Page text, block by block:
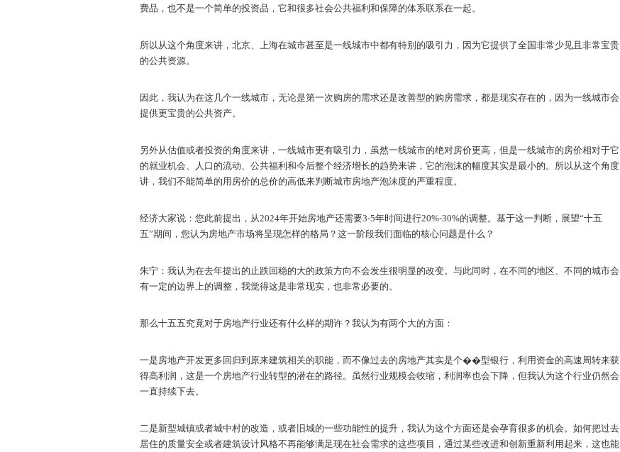
费品，也不是一个简单的投资品，它和很多社会公共福利和保障的体系联系在一起。
所以从这个角度来讲，北京、上海在城市甚至是一线城市中都有特别的吸引力，因为它提供了全国非常少见且非常宝贵
的公共资源。
因此，我认为在这几个一线城市，无论是第一次购房的需求还是改善型的购房需求，都是现实存在的，因为一线城市会
提供更宝贵的公共资产。
另外从估值或者投资的角度来讲，一线城市更有吸引力，虽然一线城市的绝对房价更高，但是一线城市的房价相对于它
的就业机会、人口的流动、公共福利和今后整个经济增长的趋势来讲，它的泡沫的幅度其实是最小的。所以从这个角度
讲，我们不能简单的用房价的总价的高低来判断城市房地产泡沫度的严重程度。
经济大家说：您此前提出，从2024年开始房地产还需要3-5年时间进行20%-30%的调整。基于这一判断，展望“十五
五”期间，您认为房地产市场将呈现怎样的格局？这一阶段我们面临的核心问题是什么？
朱宁：我认为在去年提出的止跌回稳的大的政策方向不会发生很明显的改变。与此同时，在不同的地区、不同的城市会
有一定的边界上的调整，我觉得这是非常现实，也非常必要的。
那么十五五究竟对于房地产行业还有什么样的期许？我认为有两个大的方面：
一是房地产开发更多回归到原来建筑相关的职能，而不像过去的房地产其实是个��型银行，利用资金的高速周转来获
得高利润，这是一个房地产行业转型的潜在的路径。虽然行业规模会收缩，利润率也会下降，但我认为这个行业仍然会
一直持续下去。
二是新型城镇或者城中村的改造，或者旧城的一些功能性的提升，我认为这个方面还是会孕育很多的机会。如何把过去
居住的质量安全或者建筑设计风格不再能够满足现在社会需求的这些项目，通过某些改进和创新重新利用起来，这也能